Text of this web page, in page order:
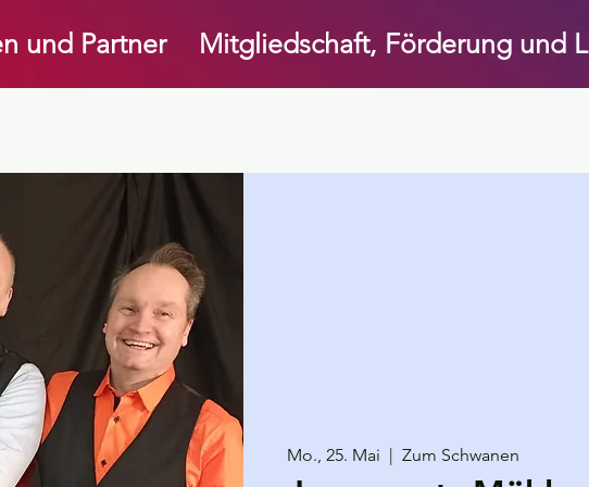
und Partner Mitgliedschaft, Förderung und
Mo., 25. Mai Zum Schwanen